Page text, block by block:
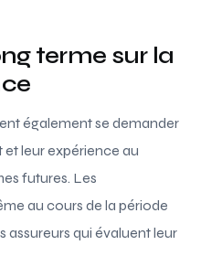
terme sur la
également se demander
leur expérience au
futures. Les
au cours de la période
assureurs qui évaluent leur